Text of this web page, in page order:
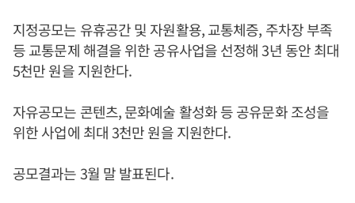
지정공모는 유휴공간 및 자원활용, 교통체증, 주차장 부족
등 교통문제 해결을 위한 공유사업을 선정해 3년 동안 최대
5천만 원을 지원한다.
자유공모는 콘텐츠, 문화예술 활성화 등 공유문화 조성을
위한 사업에 최대 3천만 원을 지원한다.
공모결과는 3월 말 발표된다.